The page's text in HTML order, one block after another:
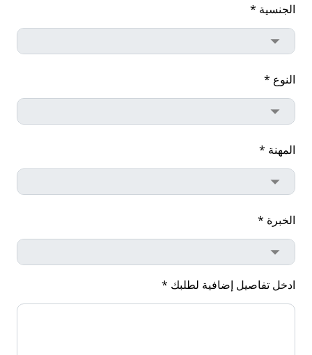
الجنسية *
النوع *
المهنة *
الخبرة *
ادخل تفاصيل إضافية لطلبك *